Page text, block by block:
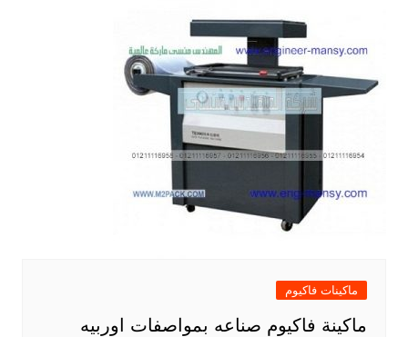
ماكينات فاكيوم
ماكينة فاكيوم صناعه بمواصفات اوربيه